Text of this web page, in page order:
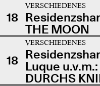
18
VERSCHIEDENES
THE MOON
18
VERSCHIEDENES
Luque
DURCHS